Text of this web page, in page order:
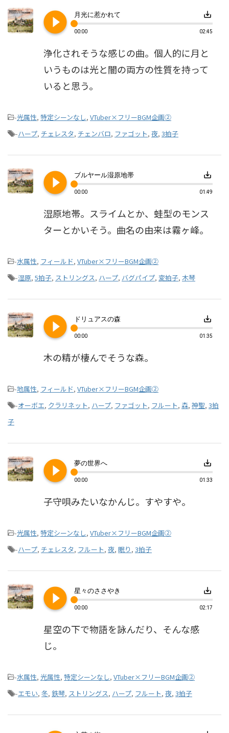
play_circle_filled 月光に惹かれて save_alt
00:00 02:45
浄化されそうな感じの曲。個人的に月と
いうものは光と闇の両方の性質を持って
いると思う。
-光属性, 特定シーンなし, VTuber×フリーBGM企画②
-ハープ, チェレスタ, チェンバロ, ファゴット, 夜, 3拍子
play_circle_filled ブルヤール湿原地帯 save_alt
00:00 01:49
湿原地帯。スライムとか、蛙型のモンス
ターとかいそう。曲名の由来は霧ヶ峰。
-水属性, フィールド, VTuber×フリーBGM企画②
-湿原, 5拍子, ストリングス, ハープ, バグパイプ, 変拍子, 木琴
play_circle_filled ドリュアスの森 save_alt
00:00 01:35
木の精が棲んでそうな森。
-地属性, フィールド, VTuber×フリーBGM企画②
-オーボエ, クラリネット, ハープ, ファゴット, フルート, 森, 神聖, 3拍
子
play_circle_filled 夢の世界へ save_alt
00:00 01:33
子守唄みたいなかんじ。すやすや。
-光属性, 特定シーンなし, VTuber×フリーBGM企画②
-ハープ, チェレスタ, フルート, 夜, 眠り , 3拍子
play_circle_filled 星々のささやき save_alt
00:00 02:17
星空の下で物語を詠んだり、そんな感
じ。
-水属性, 光属性, 特定シーンなし, VTuber×フリーBGM企画②
-エモい, 冬, 鉄琴, ストリングス, ハープ, フルート, 夜, 3拍子